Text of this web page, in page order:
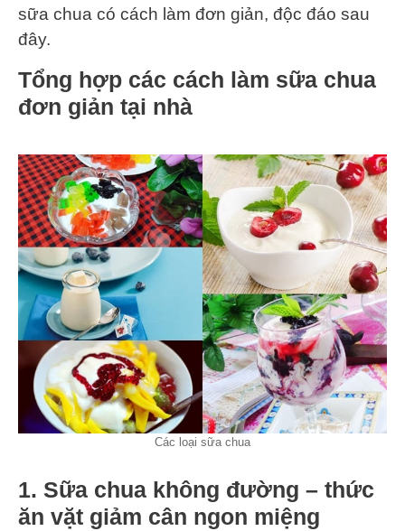
sữa chua có cách làm đơn giản, độc đáo sau
đây.
Tổng hợp các cách làm sữa chua
đơn giản tại nhà
Các loại sữa chua
1. Sữa chua không đường – thức
ăn vặt giảm cân ngon miệng